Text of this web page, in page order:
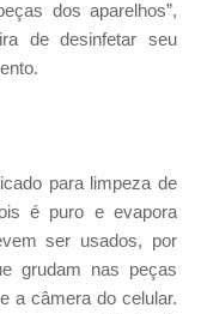
dos aparelhos”,
de desinfetar seu
para limpeza de
é puro e evapora
ser usados, por
grudam nas peças
a câmera do celular.